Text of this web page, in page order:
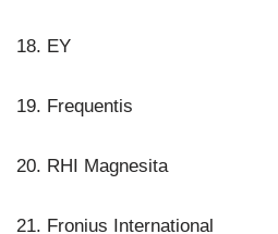
18. EY
19. Frequentis
20. RHI Magnesita
21. Fronius International